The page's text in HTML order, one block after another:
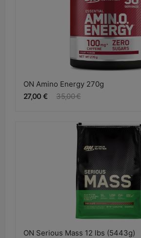
ON Amino Energy 270g
27,00 €
35,00 €
ON Serious Mass 12 lbs (5443g)